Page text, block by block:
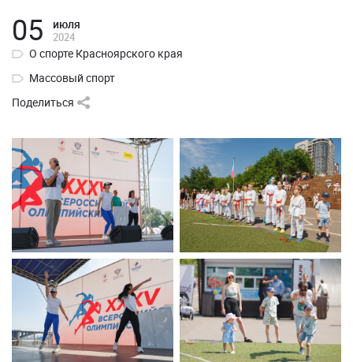
05 июля
2024
О спорте Красноярского края
Массовый спорт
Поделиться